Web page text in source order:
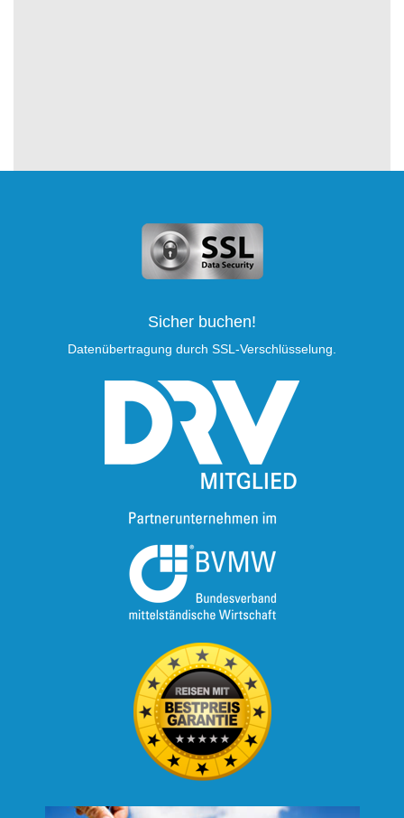
Sicher buchen!
Datenübertragung durch SSL-Verschlüsselung.